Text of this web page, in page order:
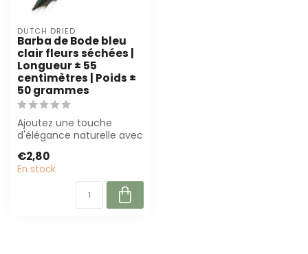
DUTCH DRIED
Barba de Bode bleu
clair fleurs séchées |
Longueur ± 55
centimètres | Poids ±
50 grammes
Ajoutez une touche
d'élégance naturelle avec
de Bode bl...
€2,80
En stock